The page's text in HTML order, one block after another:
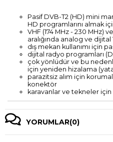
Pasif DVB-T2 (HD) mini
HD programlarını almak
VHF (174 MHz - 230 MHz)
aralığında analog ve
dış mekan kullanımı için
dijital radyo programları
çok yönlüdür ve bu
için yeniden hizalama
parazitsiz alım için
konektör
karavanlar ve tekneler
YORUMLAR(0)